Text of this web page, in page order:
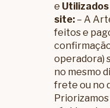
e
site: – A
feitos e
operadora)
no mesmo
frete ou no